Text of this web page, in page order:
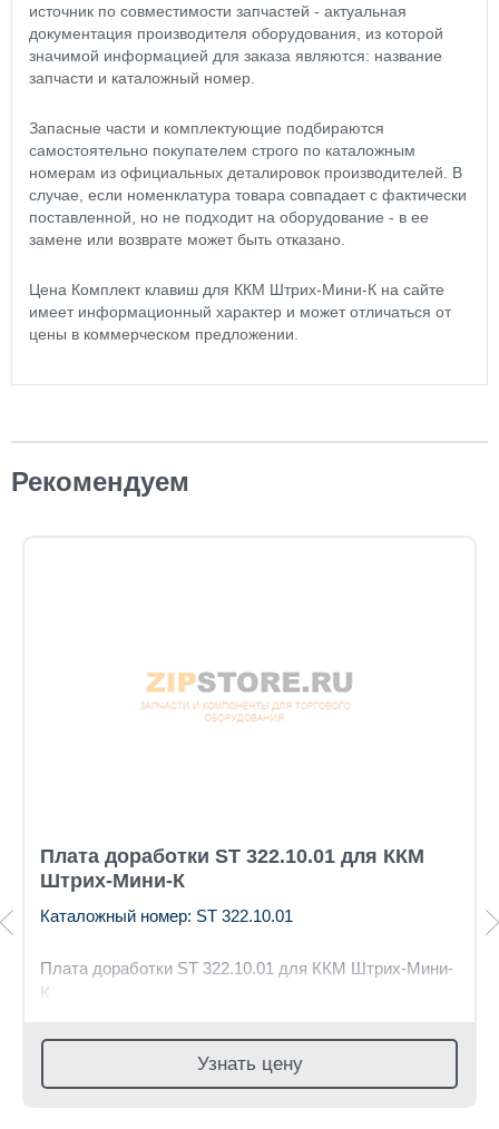
источник по совместимости запчастей - актуальная
документация производителя оборудования, из которой
значимой информацией для заказа являются: название
запчасти и каталожный номер.
Запасные части и комплектующие подбираются
самостоятельно покупателем строго по каталожным
номерам из официальных деталировок производителей. В
случае, если номенклатура товара совпадает с фактически
поставленной, но не подходит на оборудование - в ее
замене или возврате может быть отказано.
Цена Комплект клавиш для ККМ Штрих-Мини-К на сайте
имеет информационный характер и может отличаться от
цены в коммерческом предложении.
Рекомендуем
Плата доработки ST 322.10.01 для ККМ
Штрих-Мини-К
Каталожный номер: ST 322.10.01
Плата доработки ST 322.10.01 для ККМ Штрих-Мини-
К
Узнать цену